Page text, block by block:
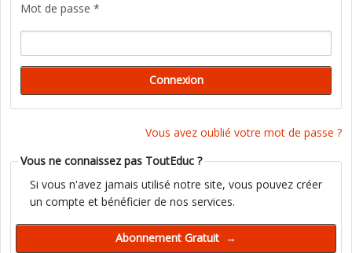
Mot de passe *
Vous avez oublié votre mot de passe ?
Vous ne connaissez pas ToutEduc ?
Si vous n'avez jamais utilisé notre site, vous pouvez créer
un compte et bénéficier de nos services.